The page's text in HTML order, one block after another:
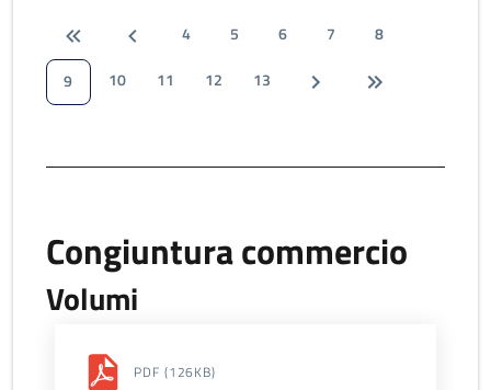
4 5 6 7
8
9
10 11 12 13
Congiuntura commercio
Volumi
PDF (126KB)